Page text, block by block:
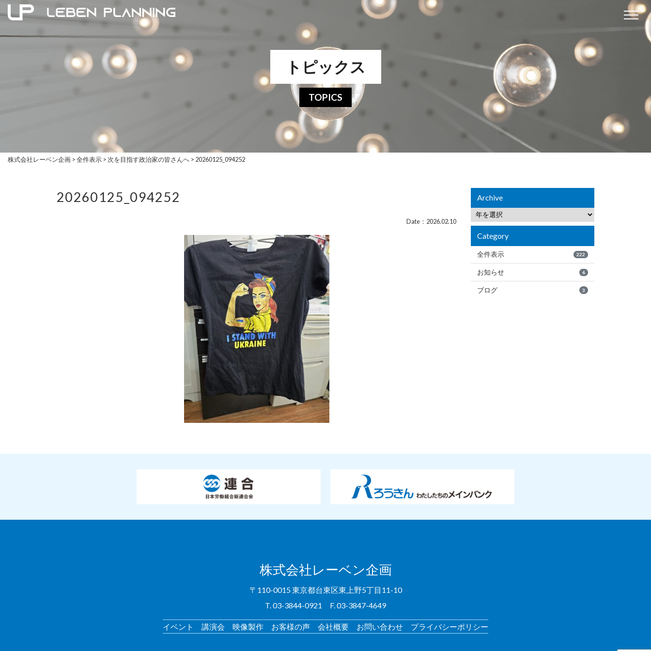
トピックス
TOPICS
株式会社レーベン企画 >全件表示 > 次を目指す政治家の皆さんへ > 20260125_094252
20260125_094252
Date：2026.02.10
Archive
Category
全件表示 222
お知らせ 6
ブログ 3
株式会社レーベン企画
〒110-0015 東京都台東区東上野5丁目11-10
T. 03-3844-0921 F. 03-3847-4649
イベント 講演会 映像製作 お客様の声 会社概要 お問い合わせ プライバシーポリシー